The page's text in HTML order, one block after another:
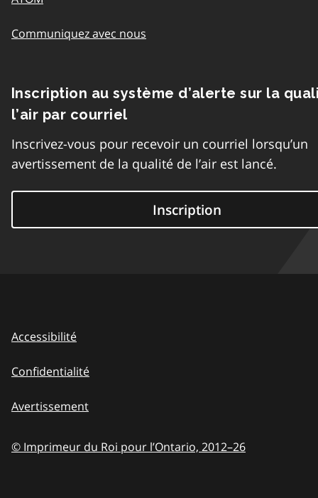
Communiquez avec nous
Inscription au système d’alerte sur la
l’air par courriel
Inscrivez-vous pour recevoir un courriel lorsqu’un
avertissement de la qualité de l’air est lancé.
Inscription
Accessibilité
Confidentialité
Avertissement
© Imprimeur du Roi pour l’Ontario, 2012–26